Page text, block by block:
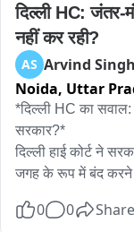
दिल्ली HC: जंतर-
नहीं कर रही?
AS Arvind
Noida, Uttar
*दिल्ली HC का सवाल:
सरकार?*
दिल्ली हाई कोर्ट ने
जगह के रूप में बंद करने
जस्टिस अमित महाजन
0 0 Share